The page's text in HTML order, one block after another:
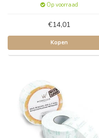
Op voorraad
€14,01
Kopen